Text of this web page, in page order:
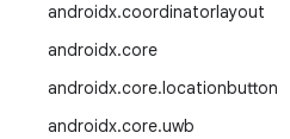
androidx.coordinatorlayout
androidx.core
androidx.core.locationbutton
androidx.core.uwb